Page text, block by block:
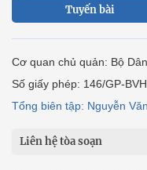
Tuyến bài
Cơ quan chủ quản: Bộ
Số giấy phép: 146/GP-
Tổng biên tập: Nguyễn
Liên hệ tòa soạn